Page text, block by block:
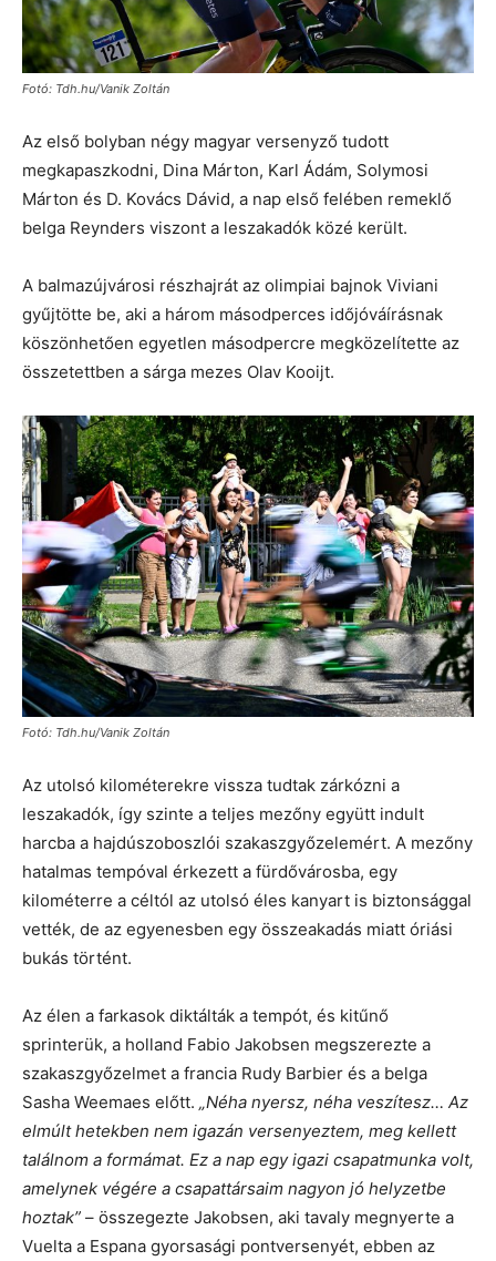
Fotó: Tdh.hu/Vanik Zoltán
Az első bolyban négy magyar versenyző tudott
megkapaszkodni, Dina Márton, Karl Ádám, Solymosi
Márton és D. Kovács Dávid, a nap első felében remeklő
belga Reynders viszont a leszakadók közé került.
A balmazújvárosi részhajrát az olimpiai bajnok Viviani
gyűjtötte be, aki a három másodperces időjóváírásnak
köszönhetően egyetlen másodpercre megközelítette az
összetettben a sárga mezes Olav Kooijt.
Fotó: Tdh.hu/Vanik Zoltán
Az utolsó kilométerekre vissza tudtak zárkózni a
leszakadók, így szinte a teljes mezőny együtt indult
harcba a hajdúszoboszlói szakaszgyőzelemért. A mezőny
hatalmas tempóval érkezett a fürdővárosba, egy
kilométerre a céltól az utolsó éles kanyart is biztonsággal
vették, de az egyenesben egy összeakadás miatt óriási
bukás történt.
Az élen a farkasok diktálták a tempót, és kitűnő
sprinterük, a holland Fabio Jakobsen megszerezte a
szakaszgyőzelmet a francia Rudy Barbier és a belga
Sasha Weemaes előtt. „Néha nyersz, néha veszítesz… Az
elmúlt hetekben nem igazán versenyeztem, meg kellett
találnom a formámat. Ez a nap egy igazi csapatmunka volt,
amelynek végére a csapattársaim nagyon jó helyzetbe
hoztak” – összegezte Jakobsen, aki tavaly megnyerte a
Vuelta a Espana gyorsasági pontversenyét, ebben az